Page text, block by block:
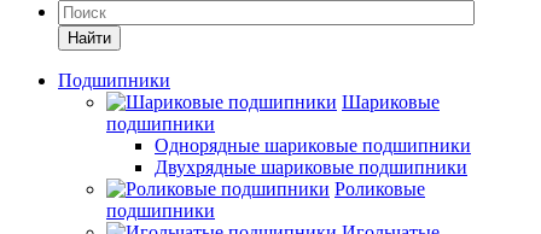
Найти
Подшипники
Шариковые
подшипники
Однорядные шариковые подшипники
Двухрядные шариковые подшипники
Роликовые
подшипники